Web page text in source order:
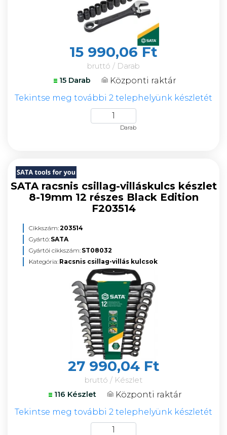
15 990,06 Ft
bruttó / Darab
15 Darab
Központi raktár
Tekintse meg további 2 telephelyünk készletét
Darab
SATA racsnis csillag-villáskulcs készlet
8-19mm 12 részes Black Edition
F203514
Cikkszám:203514
Gyártó: SATA
Gyártói cikkszám: ST08032
Kategória: Racsnis csillag-villás kulcsok
27 990,04 Ft
bruttó / Készlet
116 Készlet
Központi raktár
Tekintse meg további 2 telephelyünk készletét